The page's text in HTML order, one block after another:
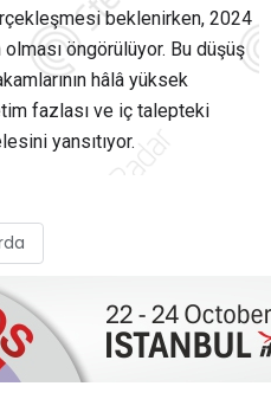
beklenirken, 2024
öngörülüyor. Bu düşüş
hâlâ yüksek
fazlası ve iç talepteki
yansıtıyor.